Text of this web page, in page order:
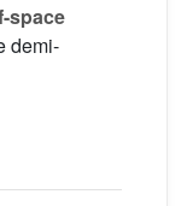
space
demi-